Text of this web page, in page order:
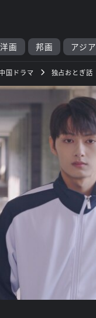
洋画 邦画 アジア
中国ドラマ 独占おとぎ話